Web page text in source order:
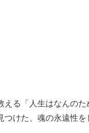
える「人生はなんのた
つけた、魂の永遠性を